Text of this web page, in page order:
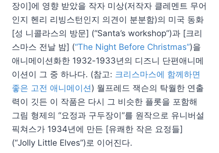
장이]에 영향 받았을 작자 미상(저작자 클레멘트 무어
인지 헨리 리빙스턴인지 의견이 분분함)의 미국 동화
[성 니콜라스의 방문] (“Santa’s workshop”)과 [크리
스마스 전날 밤] (“The Night Before Christmas”)을
애니메이션화한 1932-1933년의 디즈니 단편애니메
이션이 그 중 하나다. (참고: 크리스마스에 함께하면
좋은 고전 애니메이션) 월프레드 잭슨의 탁월한 연출
력이 깃든 이 작품은 다시 그 비슷한 플롯을 포함해
그림 형제의 “요정과 구두장이”를 원작으로 유니버설
픽쳐스가 1934년에 만든 [유쾌한 작은 요정들]
(“Jolly Little Elves”)로 이어진다.